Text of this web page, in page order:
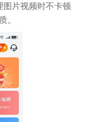
图片视频时不卡顿
。